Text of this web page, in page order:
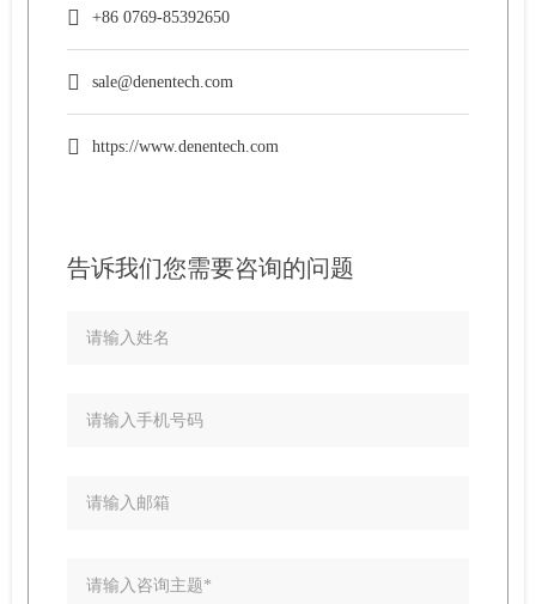
告诉我们您需要咨询的问题
+86 0769-85392650
sale@denentech.com
https://www.denentech.com